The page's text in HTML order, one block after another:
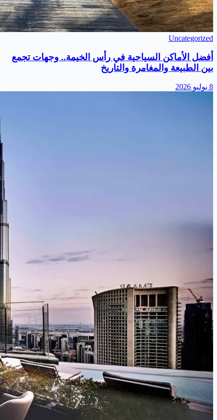
Uncategorized
أفضل الأماكن السياحية في رأس الخيمة.. وجهات تجمع
بين الطبيعة والمغامرة والتاريخ
8 يوليو 2026